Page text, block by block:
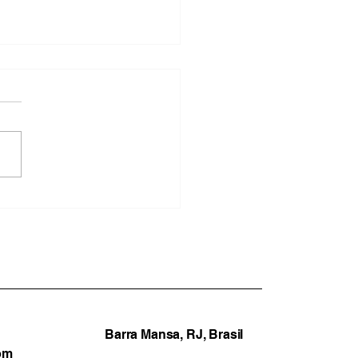
Barra Mansa, RJ, Brasil